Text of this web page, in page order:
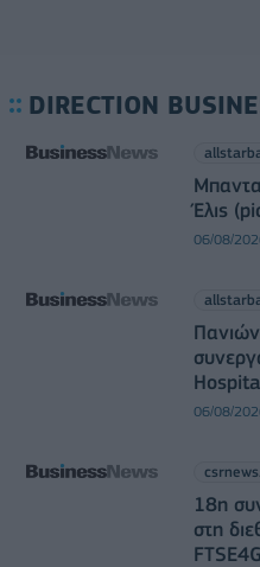
DIRECTION
Έλις
06/08/
06/08/
18η
στη